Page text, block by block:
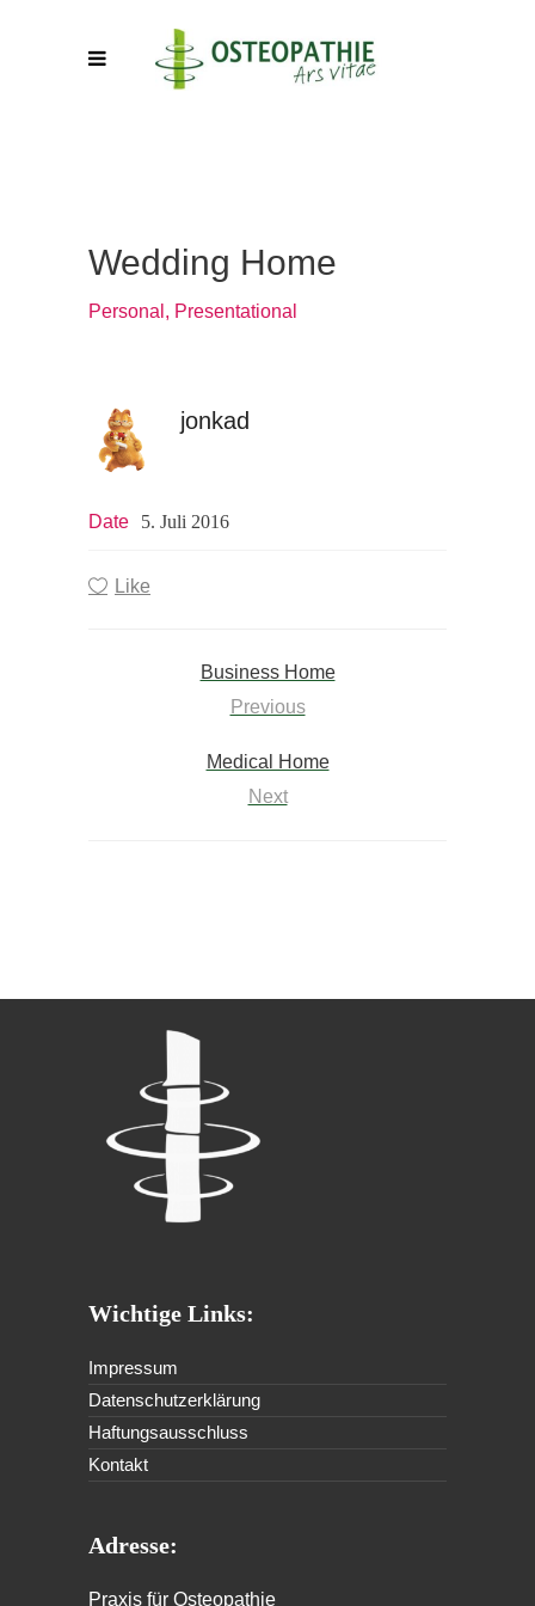
Wedding Home
Personal, Presentational
jonkad
Date 5. Juli 2016
Like
Business Home
Previous
Medical Home
Next
Wichtige Links:
Impressum
Datenschutzerklärung
Haftungsausschluss
Kontakt
Adresse:
Praxis für Osteopathie